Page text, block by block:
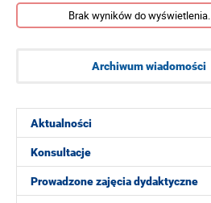
Aktualności
Konsultacje
Prowadzone zajęcia dydaktyczne
Brak wyników do wyświetlenia.
Archiwum wiadomości